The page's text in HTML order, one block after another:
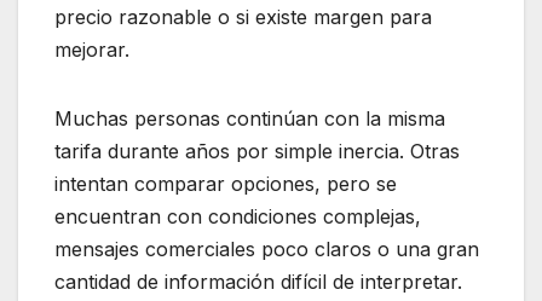
precio razonable o si existe margen para
mejorar.
Muchas personas continúan con la misma
tarifa durante años por simple inercia. Otras
intentan comparar opciones, pero se
encuentran con condiciones complejas,
mensajes comerciales poco claros o una gran
cantidad de información difícil de interpretar.